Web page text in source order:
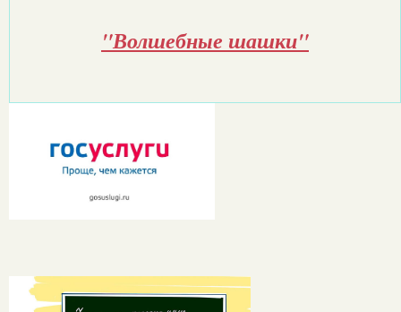
"Волшебные шашки"